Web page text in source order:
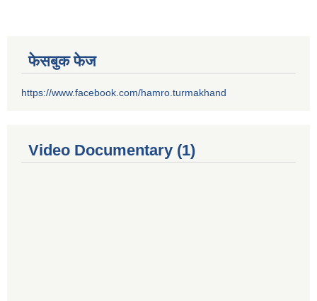
फेसबुक फेज
https://www.facebook.com/hamro.turmakhand
Video Documentary (1)